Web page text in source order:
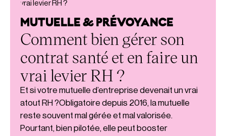
MUTUELLE & PRÉVOYANCE
Comment bien gérer son
contrat santé et en faire un
vrai levier RH ?
Et si votre mutuelle d’entreprise devenait un vrai
atout RH ?Obligatoire depuis 2016, la mutuelle
reste souvent mal gérée et mal valorisée.
Pourtant, bien pilotée, elle peut booster